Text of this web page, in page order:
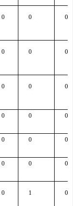
0 0 0
0 0 0
0 0 0
0 0 0
0 0 0
0 0 0
0 1 0